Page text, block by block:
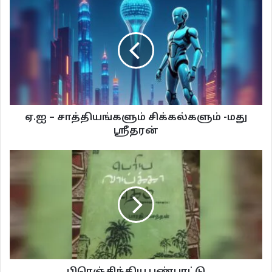
ஆழப் புணரும்
ஈரமழையில்
புதர்மண்டிக் கிடக்கும்
வெதுவெதுப்பான
புற்றிலிருந்து
ஏ.ஐ – சாத்தியங்களும் சிக்கல்களும் -மது
ஸ்ரீதரன்